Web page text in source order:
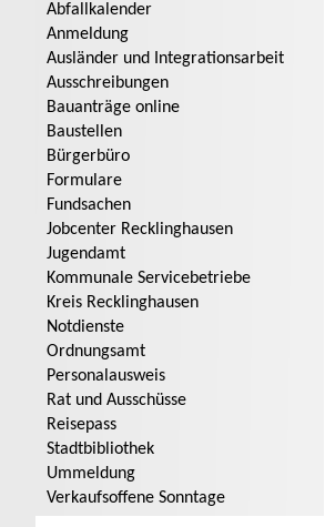
Abfallkalender
Anmeldung
Ausländer und Integrationsarbeit
Ausschreibungen
Bauanträge online
Baustellen
Bürgerbüro
Formulare
Fundsachen
Jobcenter Recklinghausen
Jugendamt
Kommunale Servicebetriebe
Kreis Recklinghausen
Notdienste
Ordnungsamt
Personalausweis
Rat und Ausschüsse
Reisepass
Stadtbibliothek
Ummeldung
Verkaufsoffene Sonntage